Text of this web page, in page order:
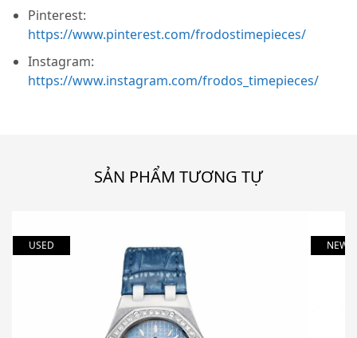
Pinterest:
https://www.pinterest.com/frodostimepieces/
Instagram:
https://www.instagram.com/frodos_timepieces/
SẢN PHẨM TƯƠNG TỰ
USED NEW